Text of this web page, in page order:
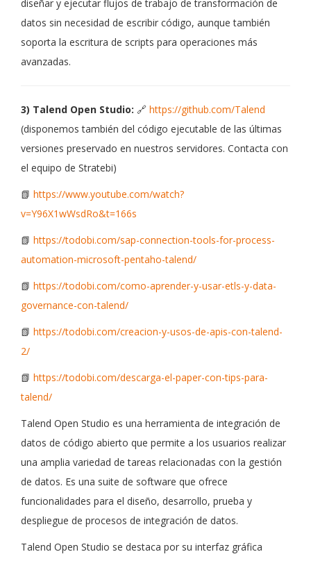
diseñar y ejecutar flujos de trabajo de transformación de
datos sin necesidad de escribir código, aunque también
soporta la escritura de scripts para operaciones más
avanzadas.
3) Talend Open Studio: 🔗 https://github.com/Talend
(disponemos también del código ejecutable de las últimas
versiones preservado en nuestros servidores. Contacta con
el equipo de Stratebi)
📗 https://www.youtube.com/watch?
v=Y96X1wWsdRo&t=166s
📗 https://todobi.com/sap-connection-tools-for-process-
automation-microsoft-pentaho-talend/
📗 https://todobi.com/como-aprender-y-usar-etls-y-data-
governance-con-talend/
📗 https://todobi.com/creacion-y-usos-de-apis-con-talend-
2/
📗 https://todobi.com/descarga-el-paper-con-tips-para-
talend/
Talend Open Studio es una herramienta de integración de
datos de código abierto que permite a los usuarios realizar
una amplia variedad de tareas relacionadas con la gestión
de datos. Es una suite de software que ofrece
funcionalidades para el diseño, desarrollo, prueba y
despliegue de procesos de integración de datos.
Talend Open Studio se destaca por su interfaz gráfica